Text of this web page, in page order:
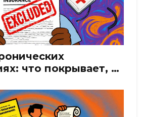
что покрывает, а